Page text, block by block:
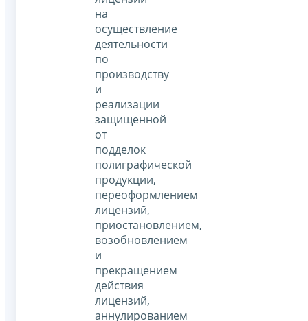
на
осуществление
деятельности
по
производству
и
реализации
защищенной
от
подделок
полиграфической
продукции,
переоформлением
лицензий,
приостановлением,
возобновлением
и
прекращением
действия
лицензий,
аннулированием